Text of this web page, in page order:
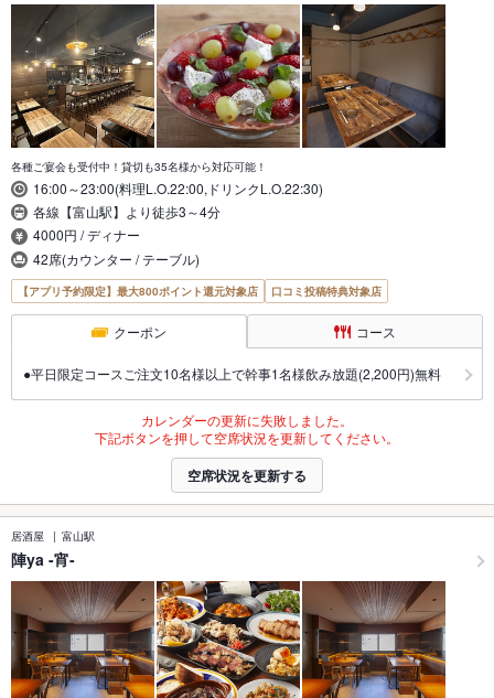
各種ご宴会も受付中！貸切も35名様から対応可能！
16:00～23:00(料理L.O.22:00,ドリンクL.O.22:30)
各線【富山駅】より徒歩3～4分
4000円 / ディナー
42席(カウンター / テーブル)
【アプリ予約限定】最大800ポイント還元対象店 口コミ投稿特典対象店
クーポン コース
●平日限定コースご注文10名様以上で幹事1名様飲み放題(2,200円)無料
カレンダーの更新に失敗しました。
下記ボタンを押して空席状況を更新してください。
空席状況を更新する
居酒屋 富山駅
陣ya -宵-